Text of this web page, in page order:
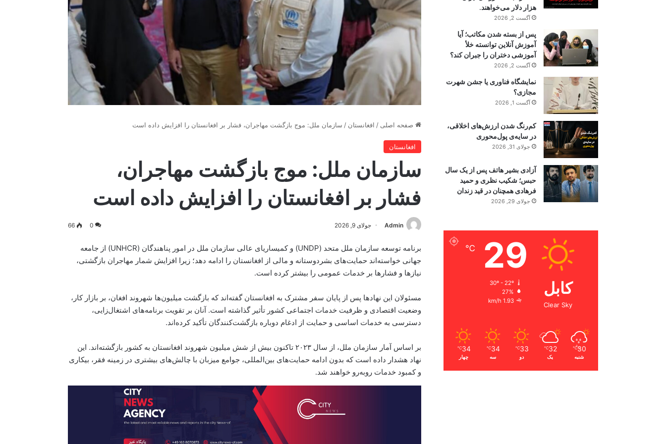
صفحه اصلی / افغانستان / سازمان ملل: موج بازگشت مهاجران، فشار بر افغانستان را افزایش داده است
افغانستان
سازمان ملل: موج بازگشت مهاجران،
فشار بر افغانستان را افزایش داده است
Admin جولای 9, 2026 0
66
برنامه توسعه سازمان ملل متحد (UNDP) و کمیساریای عالی سازمان ملل در امور پناهندگان (UNHCR) از جامعه
جهانی خواسته‌اند حمایت‌های بشردوستانه و مالی از افغانستان را ادامه دهد؛ زیرا افزایش شمار مهاجران بازگشتی،
نیازها و فشارها بر خدمات عمومی را بیشتر کرده است.
مسئولان این نهادها پس از پایان سفر مشترک به افغانستان گفته‌اند که بازگشت میلیون‌ها شهروند افغان، بر بازار کار،
وضعیت اقتصادی و ظرفیت خدمات اجتماعی کشور تأثیر گذاشته است. آنان بر تقویت برنامه‌های اشتغال‌زایی،
دسترسی به خدمات اساسی و حمایت از ادغام دوباره بازگشت‌کنندگان تأکید کرده‌اند.
بر اساس آمار سازمان ملل، از سال ۲۰۲۳ تاکنون بیش از شش میلیون شهروند افغانستان به کشور بازگشته‌اند. این
نهاد هشدار داده است که بدون ادامه حمایت‌های بین‌المللی، جوامع میزبان با چالش‌های بیشتری در زمینه فقر، بیکاری
و کمبود خدمات روبه‌رو خواهند شد.
هزار دلار می‌خواهند.
آگست 2, 2026
پس از بسته شدن مکاتب؛ آیا
آموزش آنلاین توانسته خلأ
آموزشی دختران را جبران کند؟
آگست 2, 2026
نمایشگاه فناوری یا جشن شهرت
مجازی؟
آگست 1, 2026
کم‌رنگ شدن ارزش‌های اخلاقی،
در سایه‌ی پول‌محوری
جولای 31, 2026
آزادی بشیر هاتف پس از یک سال
حبس؛ شکیب نظری و حمید
فرهادی همچنان در قید زندان
جولای 29, 2026
کابل
Clear Sky
29
℃
30º - 22º
27%
1.93 km/h
30
℃
شنبه
32
℃
یک
33
℃
دو
34
℃
سه
34
℃
چهار